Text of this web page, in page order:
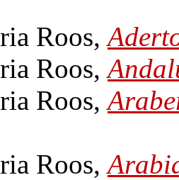
Roos,
Roos,
Roos,
Roos,